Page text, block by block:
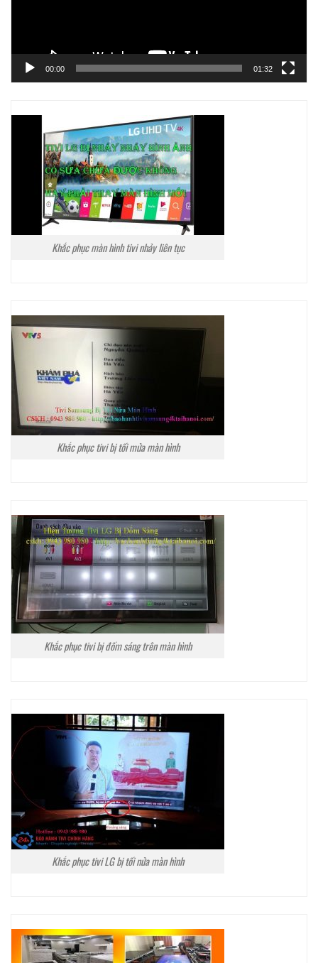
00:00 01:32
Khắc phục màn hình tivi nhảy liên tục
Khắc phục tivi bị tối mửa màn hình
Khắc phục tivi bị đốm sáng trên màn hình
Khắc phục tivi LG bị tối nửa màn hình